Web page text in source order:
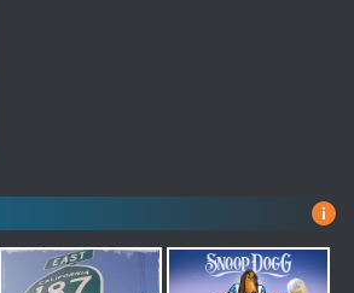
i